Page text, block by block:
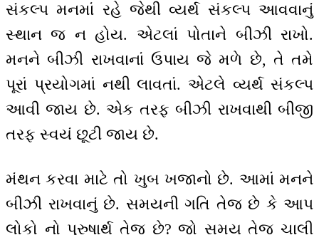
સંકલ્પ મનમાં રહે જેથી વ્યર્થ સંકલ્પ આવવાનું
સ્થાન જ ન હોય. એટલાં પોતાને બીઝી રાખો.
મનને બીઝી રાખવાનાં ઉપાય જે મળે છે, તે તમે
પૂરાં પ્રયોગમાં નથી લાવતાં. એટલે વ્યર્થ સંકલ્પ
આવી જાય છે. એક તરફ બીઝી રાખવાથી બીજી
તરફ સ્વયં છૂટી જાય છે.
મંથન કરવા માટે તો ખુબ ખજાનો છે. આમાં મનને
બીઝી રાખવાનું છે. સમયની ગતિ તેજ છે કે આપ
લોકો નો પુરુષાર્થ તેજ છે? જો સમય તેજ ચાલી